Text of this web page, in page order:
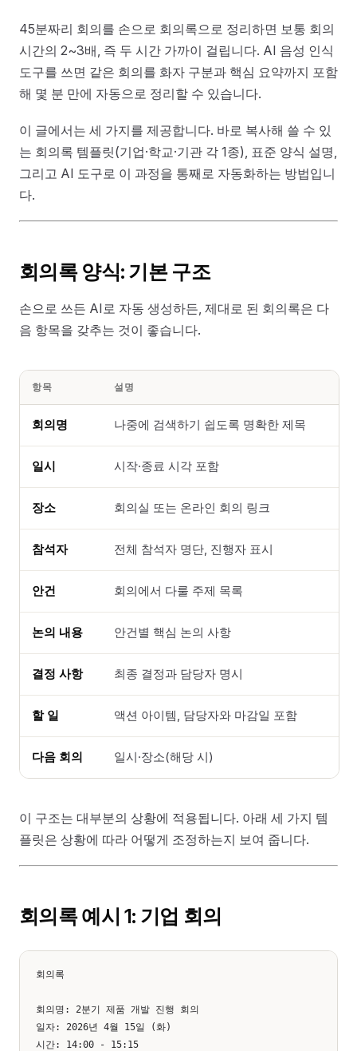
45분짜리 회의를 손으로 회의록으로 정리하면 보통 회의
시간의 2~3배, 즉 두 시간 가까이 걸립니다. AI 음성 인식
도구를 쓰면 같은 회의를 화자 구분과 핵심 요약까지 포함
해 몇 분 만에 자동으로 정리할 수 있습니다.
이 글에서는 세 가지를 제공합니다. 바로 복사해 쓸 수 있
는 회의록 템플릿(기업·학교·기관 각 1종), 표준 양식 설명,
그리고 AI 도구로 이 과정을 통째로 자동화하는 방법입니
다.
회의록 양식: 기본 구조
손으로 쓰든 AI로 자동 생성하든, 제대로 된 회의록은 다
음 항목을 갖추는 것이 좋습니다.
항목 설명
회의명 나중에 검색하기 쉽도록 명확한 제목
일시 시작·종료 시각 포함
장소 회의실 또는 온라인 회의 링크
참석자 전체 참석자 명단, 진행자 표시
안건 회의에서 다룰 주제 목록
논의 내용 안건별 핵심 논의 사항
결정 사항 최종 결정과 담당자 명시
할 일 액션 아이템, 담당자와 마감일 포함
다음 회의 일시·장소(해당 시)
이 구조는 대부분의 상황에 적용됩니다. 아래 세 가지 템
플릿은 상황에 따라 어떻게 조정하는지 보여 줍니다.
회의록 예시 1: 기업 회의
회의록
회의명: 2분기 제품 개발 진행 회의
일자: 2026년 4월 15일 (화)
시간: 14:00 - 15:15